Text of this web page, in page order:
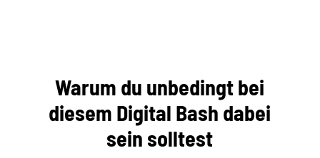
Warum du unbedingt bei
diesem Digital Bash dabei
sein solltest